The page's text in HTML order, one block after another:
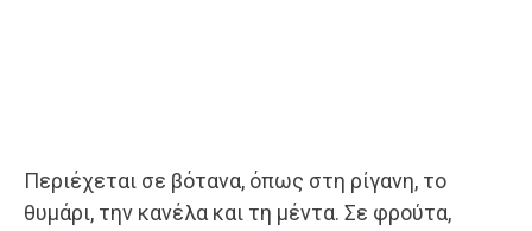
Περιέχεται σε βότανα, όπως στη ρίγανη, το
θυμάρι, την κανέλα και τη μέντα. Σε φρούτα,